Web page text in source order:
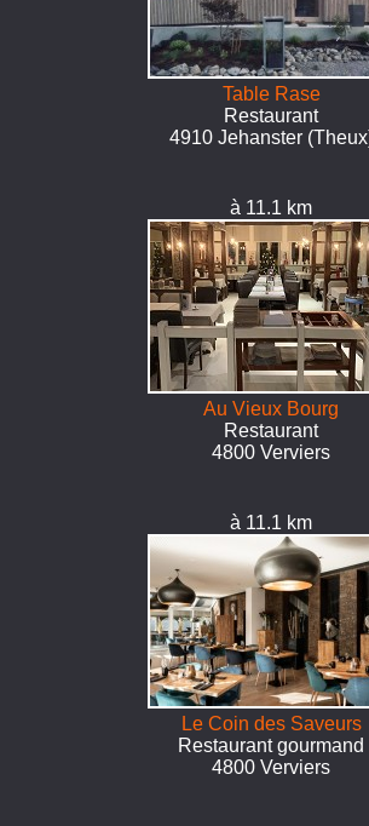
Table Rase
Restaurant
4910 Jehanster
à 11.1 km
Au Vieux Bourg
Restaurant
4800 Verviers
à 11.1 km
Le Coin des Saveurs
Restaurant gourmand
4800 Verviers